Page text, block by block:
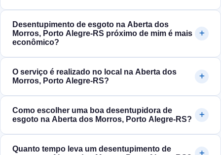
Desentupimento de esgoto na Aberta dos
Morros, Porto Alegre‑RS próximo de mim é mais
econômico?
O serviço é realizado no local na Aberta dos
Morros, Porto Alegre‑RS?
Como escolher uma boa desentupidora de
esgoto na Aberta dos Morros, Porto Alegre‑RS?
Quanto tempo leva um desentupimento de